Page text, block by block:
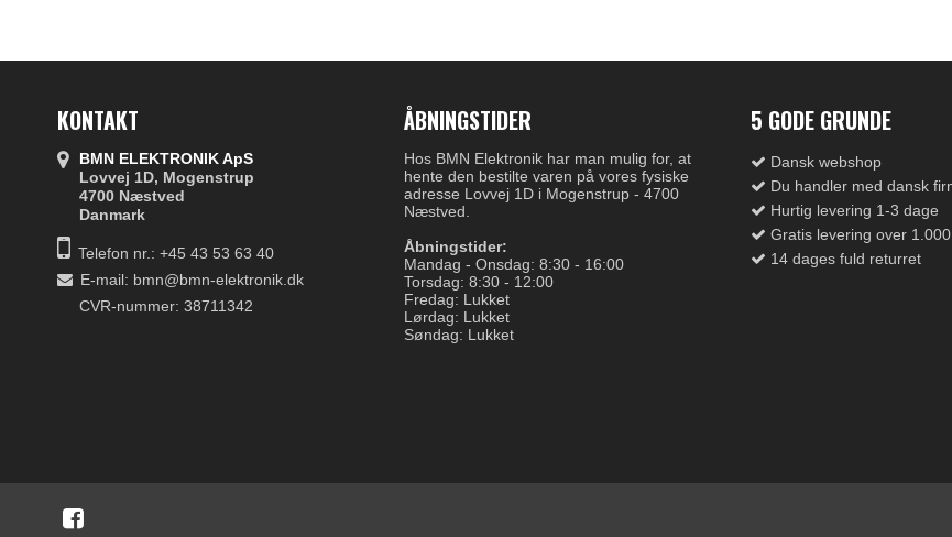
KONTAKT
BMN ELEKTRONIK ApS
Lovvej 1D, Mogenstrup
4700 Næstved
Danmark
Telefon nr.: +45 43 53 63 40
E-mail: bmn@bmn-elektronik.dk
CVR-nummer: 38711342
ÅBNINGSTIDER
Hos BMN Elektronik har man mulig for, at
hente den bestilte varen på vores fysiske
adresse Lovvej 1D i Mogenstrup - 4700
Næstved.
Åbningstider:
Mandag - Onsdag: 8:30 - 16:00
Torsdag: 8:30 - 12:00
Fredag: Lukket
Lørdag: Lukket
Søndag: Lukket
5 GODE GRUNDE
Dansk webshop
Du handler med dansk
Hurtig levering 1-3 dage
Gratis levering over
14 dages fuld returret